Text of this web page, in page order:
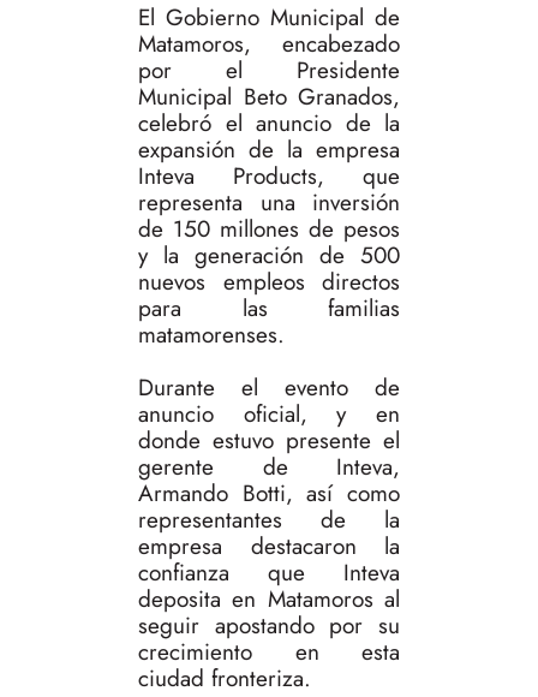
El Gobierno Municipal de
Matamoros, encabezado
por el Presidente
Municipal Beto Granados,
celebró el anuncio de la
expansión de la empresa
Inteva Products, que
representa una inversión
de 150 millones de pesos
y la generación de 500
nuevos empleos directos
para las familias
matamorenses.
Durante el evento de
anuncio oficial, y en
donde estuvo presente el
gerente de Inteva,
Armando Botti, así como
representantes de la
empresa destacaron la
confianza que Inteva
deposita en Matamoros al
seguir apostando por su
crecimiento en esta
ciudad fronteriza.